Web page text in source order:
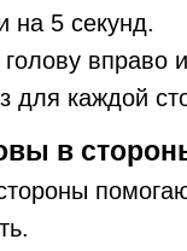
на 5 секунд.
вправо
для каждой
в